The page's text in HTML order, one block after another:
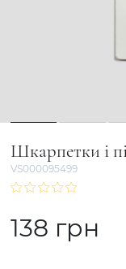
1 2
Шкарпетки і
VS000095499
138 грн